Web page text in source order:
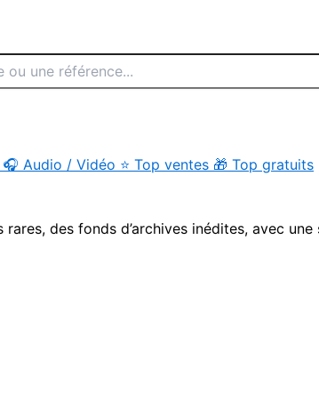
🎧 Audio / Vidéo ⭐ Top ventes 🎁 Top gratuits
des fonds d’archives inédites, avec